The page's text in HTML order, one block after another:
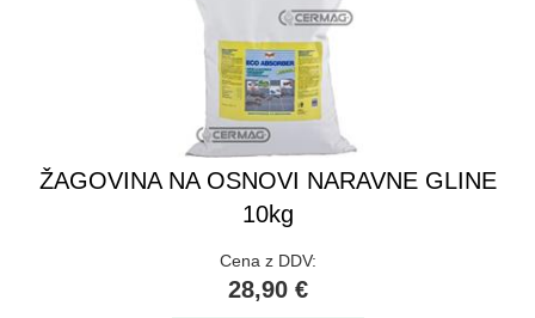
ŽAGOVINA NA OSNOVI NARAVNE GLINE
10kg
Cena z DDV:
28,90 €